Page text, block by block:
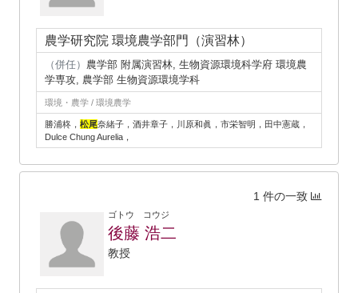
農学研究院 環境農学部門（演習林）
（併任） 農学部 附属演習林, 生物資源環境科学府 環境農
学専攻, 農学部 生物資源環境学科
環境・農学 / 環境農学
勝浦柊， 松尾奈緒子，酒井章子，川原和眞，市栄智明，田中憲蔵，
Dulce Chung Aurelia，
1 件の一致
ゴトウ コウジ
後藤 浩二
教授